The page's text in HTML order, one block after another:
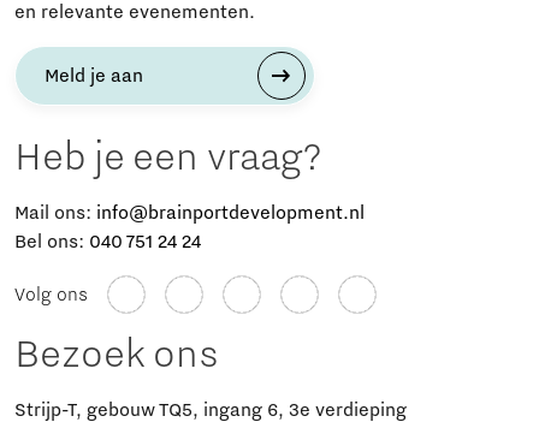
en relevante evenementen.
Meld je aan
Heb je een vraag?
Mail ons: info@brainportdevelopment.nl
Bel ons: 040 751 24 24
Volg ons
Bezoek ons
Strijp-T, gebouw TQ5, ingang 6, 3e verdieping